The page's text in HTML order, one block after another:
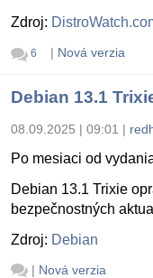
Zdroj:
6 | Nová verzia
Debian 13.1
08.09.2025 | 09:01 |
Po mesiaci od
Debian 13.1 Trixie
bezpečnostných
Zdroj: Debian
| Nová verzia